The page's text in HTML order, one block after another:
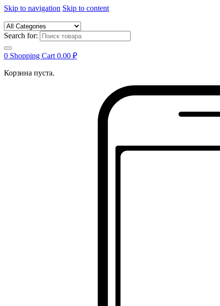
Skip to navigation Skip to content
Search for:
0 Shopping Cart 0.00 ₽
Корзина пуста.